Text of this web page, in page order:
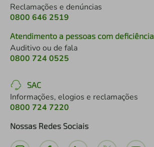
Reclamações e denúncias
0800 646 2519
Atendimento a pessoas com deficiência
Auditivo ou de fala
0800 724 0525
SAC
Informações, elogios e reclamações
0800 724 7220
Nossas Redes Sociais